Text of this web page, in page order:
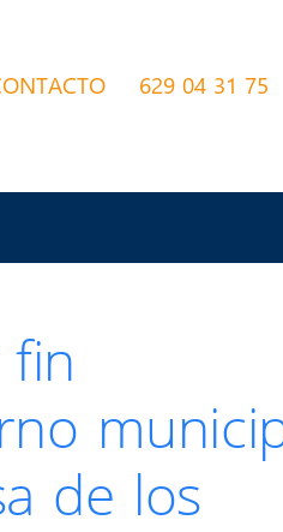
629 04 31 75
de los